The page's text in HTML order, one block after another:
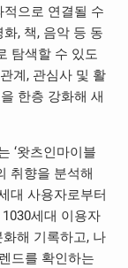
으로 연결될 수
, 책, 음악 등 동
탐색할 수 있도
계, 관심사 및 활
한층 강화해 새
‘왓츠인마이블
취향을 분석해
대 사용자로부터
세대 이용자
해 기록하고, 나
드를 확인하는